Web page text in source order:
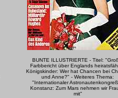
BUNTE ILLUSTRIERTE - Titel:
Farbbericht über Englands
Königskinder: Wer hat Chancen bei
und Anne?" - Weiteres Thema:
"Internationaler
Konstanz: Zum Mars nehmen wir
mit"